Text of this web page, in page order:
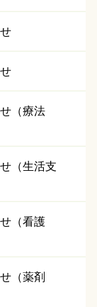
（療法
（生活支
（看護
（薬剤